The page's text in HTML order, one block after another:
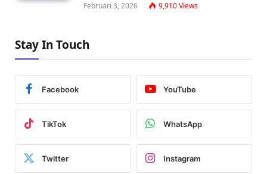
Februari 3, 2026 9,910Views
Stay In Touch
Facebook YouTube
TikTok WhatsApp
Twitter Instagram